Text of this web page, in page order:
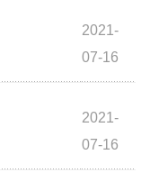
2021-
07-16
2021-
07-16